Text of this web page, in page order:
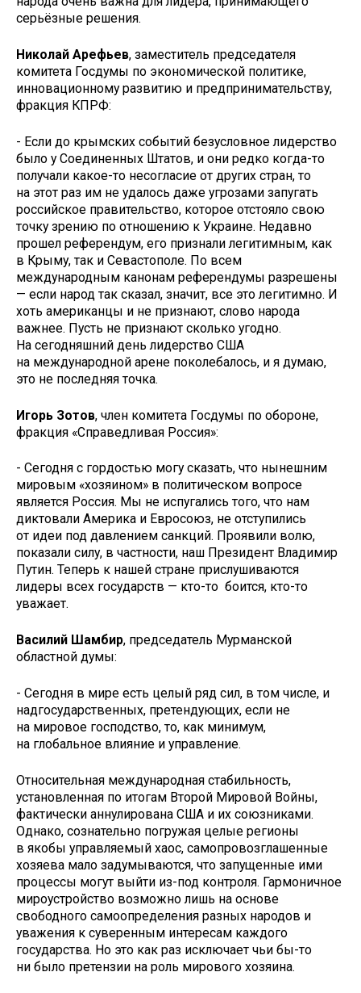
серьёзные решения.
Николай Арефьев, заместитель председателя
комитета Госдумы по экономической политике,
инновационному развитию и предпринимательству,
фракция КПРФ:
- Если до крымских событий безусловное лидерство
было у Соединенных Штатов, и они редко когда-то
получали какое-то несогласие от других стран, то
на этот раз им не удалось даже угрозами запугать
российское правительство, которое отстояло свою
точку зрению по отношению к Украине. Недавно
прошел референдум, его признали легитимным, как
в Крыму, так и Севастополе. По всем
международным канонам референдумы разрешены
— если народ так сказал, значит, все это легитимно. И
хоть американцы и не признают, слово народа
важнее. Пусть не признают сколько угодно.
На сегодняшний день лидерство США
на международной арене поколебалось, и я думаю,
это не последняя точка.
Игорь Зотов, член комитета Госдумы по обороне,
фракция «Справедливая Россия»:
- Сегодня с гордостью могу сказать, что нынешним
мировым «хозяином» в политическом вопросе
является Россия. Мы не испугались того, что нам
диктовали Америка и Евросоюз, не отступились
от идеи под давлением санкций. Проявили волю,
показали силу, в частности, наш Президент Владимир
Путин. Теперь к нашей стране прислушиваются
лидеры всех государств — кто-то боится, кто-то
уважает.
Василий Шамбир, председатель Мурманской
областной думы:
- Сегодня в мире есть целый ряд сил, в том числе, и
надгосударственных, претендующих, если не
на мировое господство, то, как минимум,
на глобальное влияние и управление.
Относительная международная стабильность,
установленная по итогам Второй Мировой Войны,
фактически аннулирована США и их союзниками.
Однако, сознательно погружая целые регионы
в якобы управляемый хаос, самопровозглашенные
хозяева мало задумываются, что запущенные ими
процессы могут выйти из-под контроля. Гармоничное
мироустройство возможно лишь на основе
свободного самоопределения разных народов и
уважения к суверенным интересам каждого
государства. Но это как раз исключает чьи бы-то
ни было претензии на роль мирового хозяина.